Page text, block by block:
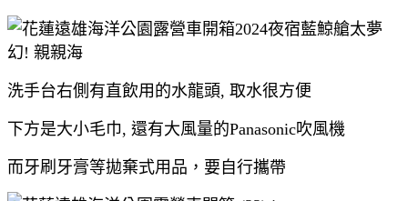
洗手台右側有直飲用的水龍頭, 取水很方便
下方是大小毛巾, 還有大風量的Panasonic吹風機
而牙刷牙膏等拋棄式用品，要自行攜帶